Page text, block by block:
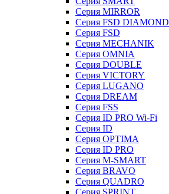
Серия MIRROR
Серия FSD DIAMOND
Серия FSD
Серия MECHANIK
Серия OMNIA
Серия DOUBLE
Серия VICTORY
Серия LUGANO
Серия DREAM
Серия FSS
Серия ID PRO Wi-Fi
Серия ID
Серия OPTIMA
Серия ID PRO
Серия M-SMART
Серия BRAVO
Серия QUADRO
Серия SPRINT